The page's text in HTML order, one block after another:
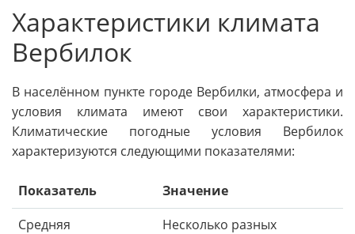
Характеристики климата
Вербилок
В населённом пункте городе Вербилки, атмосфера и
условия климата имеют свои характеристики.
Климатические погодные условия Вербилок
характеризуются следующими показателями:
Показатель
Значение
Средняя
Несколько разных